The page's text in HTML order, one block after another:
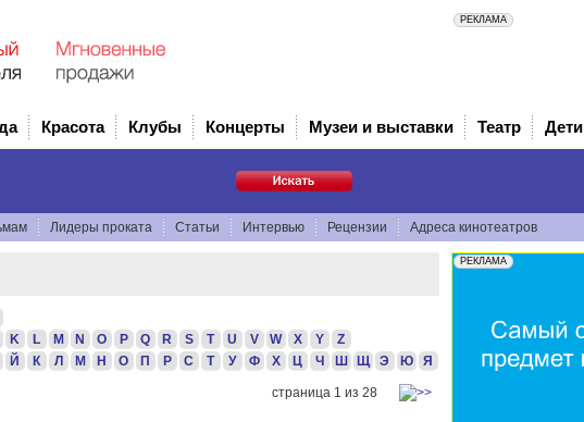
Красота Клубы Концерты Музеи и выставки Театр Дети
Лидеры проката Статьи Интервью Рецензии Адреса кинотеатров
K L M N O P Q R S T U V W X Y
Z
Й К Л М Н О П Р С Т У Ф Х Ц Ч Ш Щ Э Ю Я
страница 1 из 28